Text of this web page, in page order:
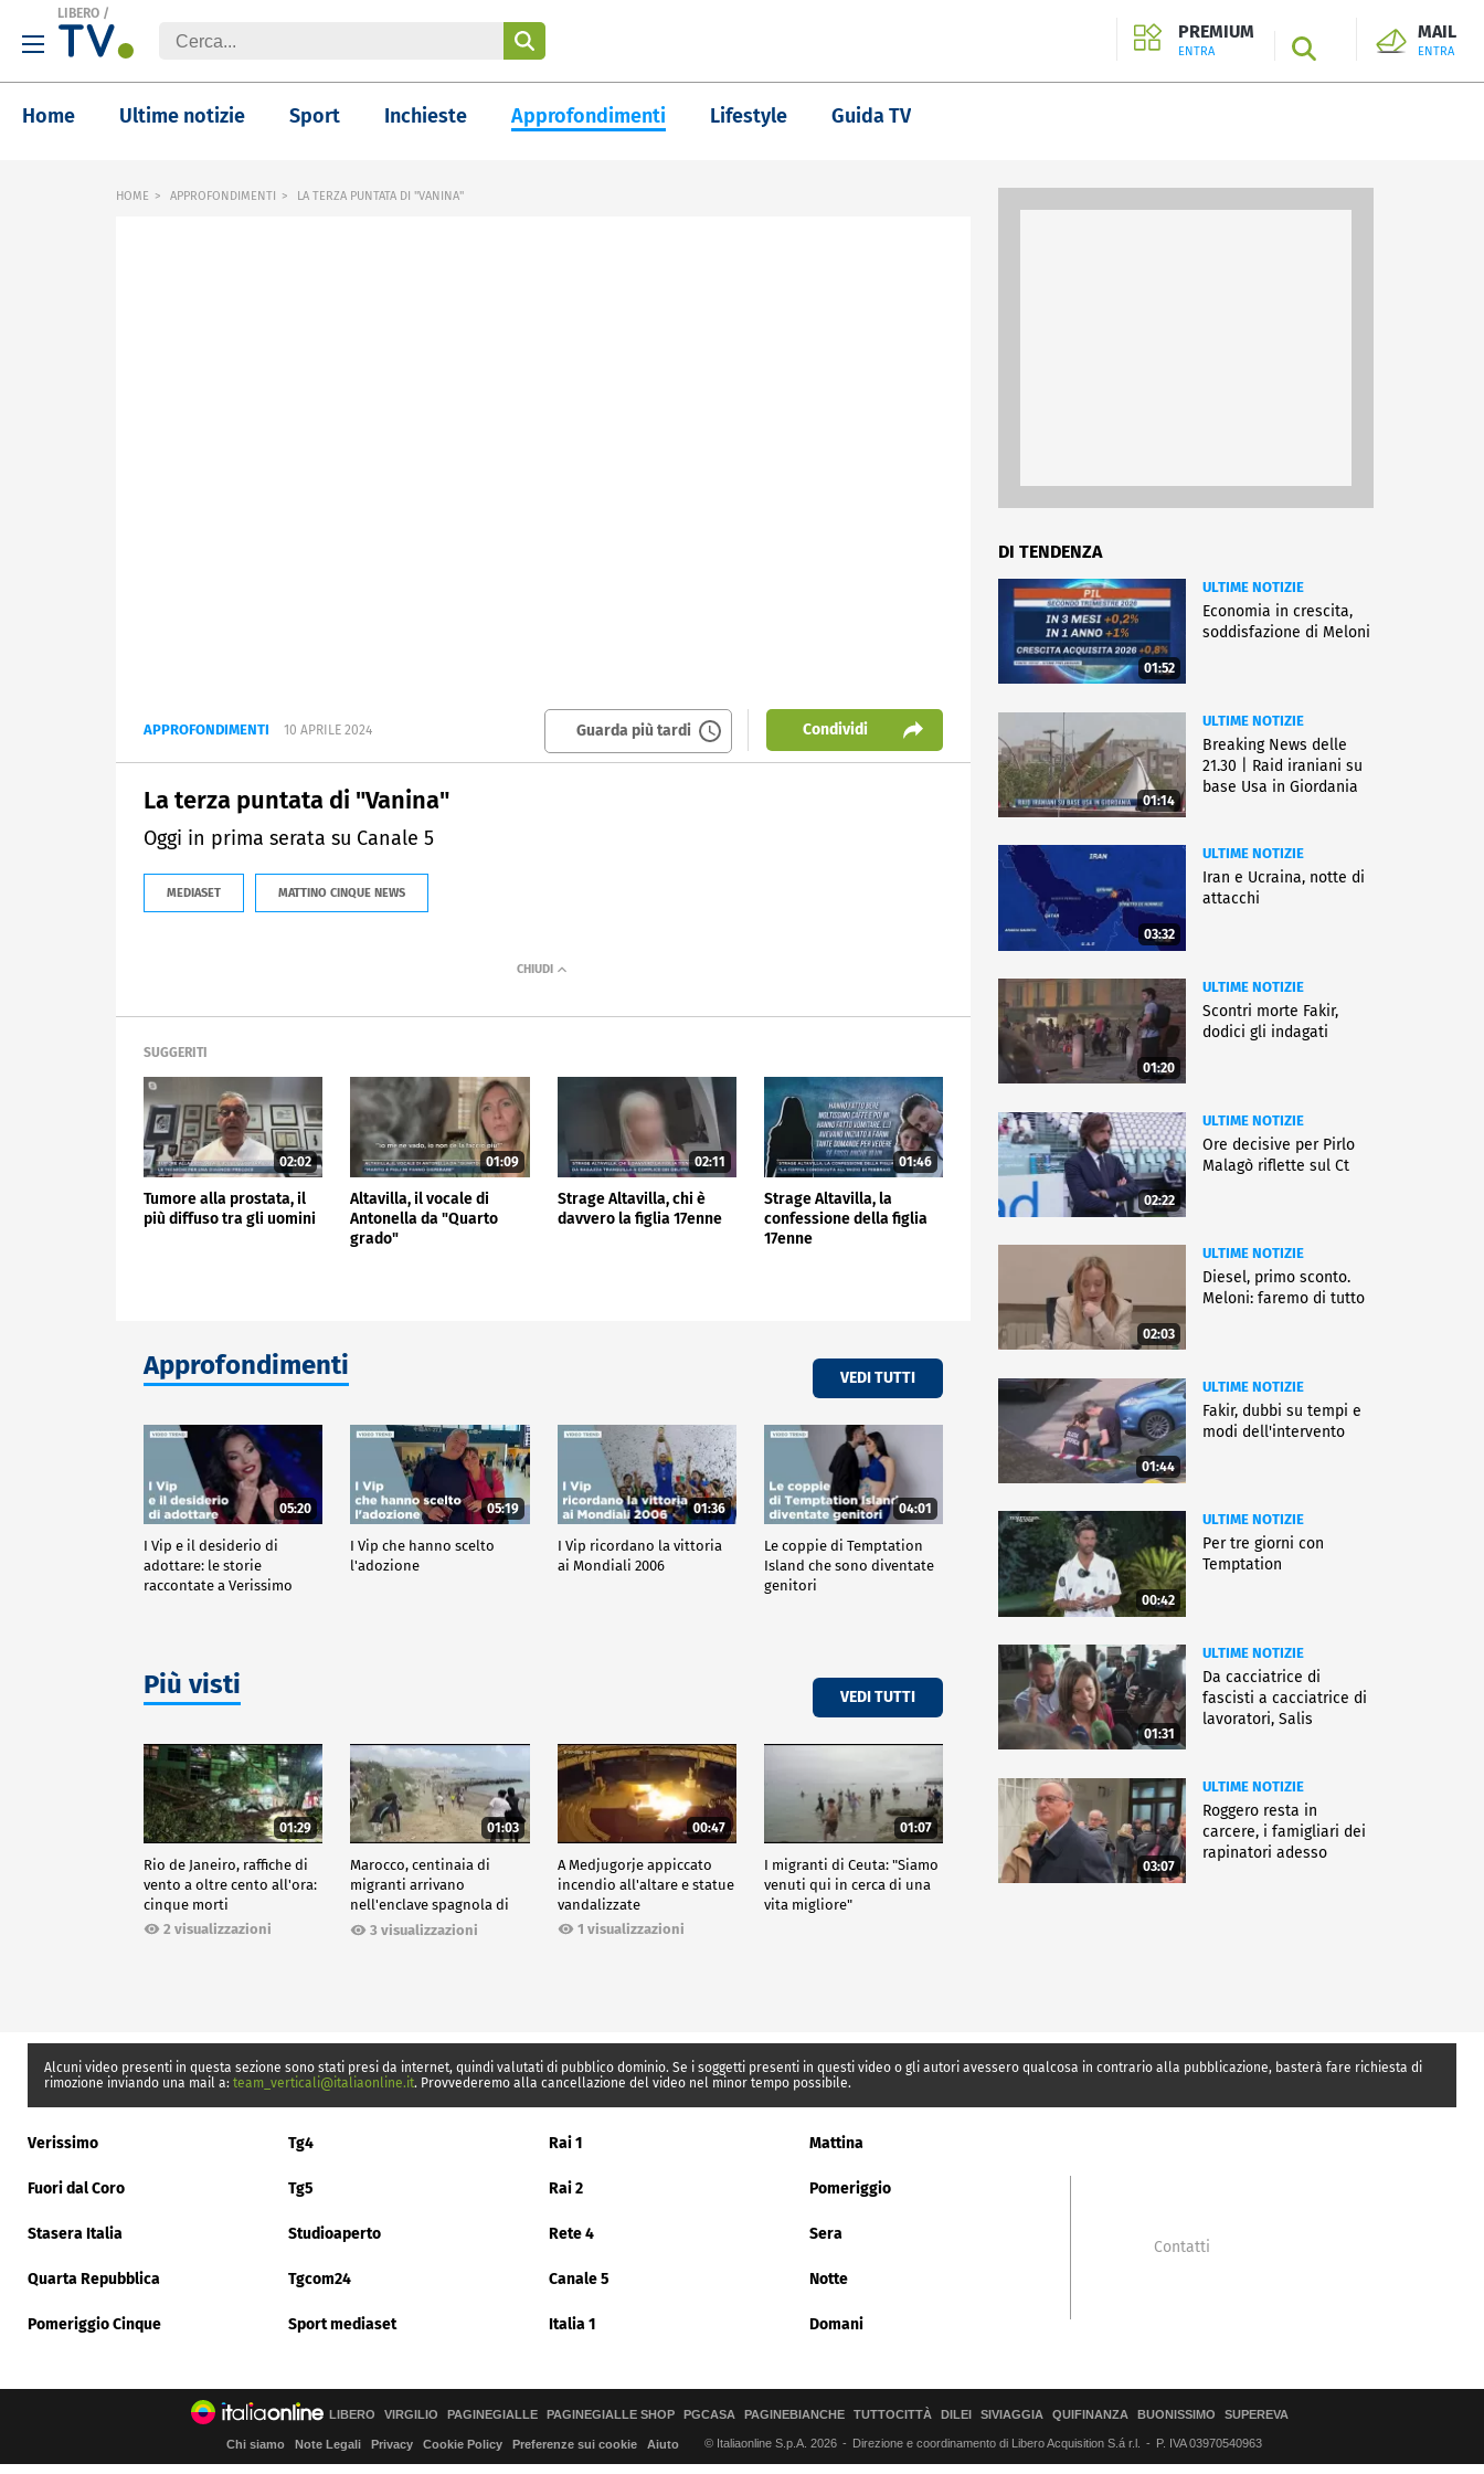
LIBERO /
PREMIUM
ENTRA SEARCH
MAIL
ENTRA
Home Ultime notizie Sport Inchieste Approfondimenti Lifestyle Guida TV
HOME APPROFONDIMENTI LA TERZA PUNTATA DI "VANINA"
APPROFONDIMENTI 10 APRILE 2024 Guarda più tardi Condividi
La terza puntata di "Vanina"
Oggi in prima serata su Canale 5
MEDIASET MATTINO CINQUE NEWS
SUGGERITI
02:02
Tumore alla prostata, il
più diffuso tra gli uomini
01:09
Altavilla, il vocale di
Antonella da "Quarto
grado"
02:11
Strage Altavilla, chi è
davvero la figlia 17enne
01:46
Strage Altavilla, la
confessione della figlia
17enne
Approfondimenti VEDI TUTTI
05:20
I Vip e il desiderio di
adottare: le storie
raccontate a Verissimo
05:19
I Vip che hanno scelto
l'adozione
01:36
I Vip ricordano la vittoria
ai Mondiali 2006
04:01
Le coppie di Temptation
Island che sono diventate
genitori
Più visti VEDI TUTTI
01:29
Rio de Janeiro, raffiche di
vento a oltre cento all'ora:
cinque morti
2 visualizzazioni
01:03
Marocco, centinaia di
migranti arrivano
nell'enclave spagnola di
Ceuta3 visualizzazioni
00:47
A Medjugorje appiccato
incendio all'altare e statue
vandalizzate
1 visualizzazioni
01:07
I migranti di Ceuta: "Siamo
venuti qui in cerca di una
vita migliore"
DI TENDENZA
01:52
ULTIME NOTIZIE
Economia in crescita,
soddisfazione di Meloni
01:14
ULTIME NOTIZIE
Breaking News delle
21.30 | Raid iraniani su
base Usa in Giordania
03:32
ULTIME NOTIZIE
Iran e Ucraina, notte di
attacchi
01:20
ULTIME NOTIZIE
Scontri morte Fakir,
dodici gli indagati
02:22
ULTIME NOTIZIE
Ore decisive per Pirlo
Malagò riflette sul Ct
02:03
ULTIME NOTIZIE
Diesel, primo sconto.
Meloni: faremo di tutto
01:44
ULTIME NOTIZIE
Fakir, dubbi su tempi e
modi dell'intervento
00:42
ULTIME NOTIZIE
Per tre giorni con
Temptation
01:31
ULTIME NOTIZIE
Da cacciatrice di
fascisti a cacciatrice di
lavoratori, Salis
03:07
ULTIME NOTIZIE
Roggero resta in
carcere, i famigliari dei
rapinatori adesso
Alcuni video presenti in questa sezione sono stati presi da internet, quindi valutati di pubblico dominio. Se i soggetti presenti in questi video o gli autori avessero qualcosa in contrario alla pubblicazione, basterà fare richiesta di
rimozione inviando una mail a: team_verticali@italiaonline.it. Provvederemo alla cancellazione del video nel minor tempo possibile.
Verissimo Tg4 Rai 1 Mattina
Fuori dal Coro Tg5 Rai 2 Pomeriggio
Stasera Italia Studioaperto Rete 4 Sera
Quarta Repubblica Tgcom24 Canale 5 Notte
Pomeriggio Cinque Sport mediaset Italia 1 Domani
Contatti
LIBERO VIRGILIO PAGINEGIALLE PAGINEGIALLE SHOP PGCASA PAGINEBIANCHE TUTTOCITTÀ DILEI SIVIAGGIA QUIFINANZA BUONISSIMO SUPEREVA
Chi siamo Note Legali Privacy Cookie Policy Preferenze sui cookie Aiuto © Italiaonline S.p.A. 2026 Direzione e coordinamento di Libero Acquisition S.á r.l. P. IVA 03970540963